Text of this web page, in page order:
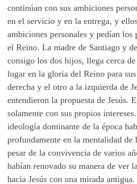
continúan con sus ambiciones
en el servicio y en la entrega, y
ambiciones personales y pedían los
el Reino. La madre de Santiago y
consigo los dos hijos, llega cerca
lugar en la gloria del Reino para
derecha y el otro a la izquierda de
entendieron la propuesta de Jesús.
solamente con sus propios
ideología dominante de la época
profundamente en la mentalidad de
pesar de la convivencia de varios
habían renovado su manera de ver
hacia Jesús con una mirada